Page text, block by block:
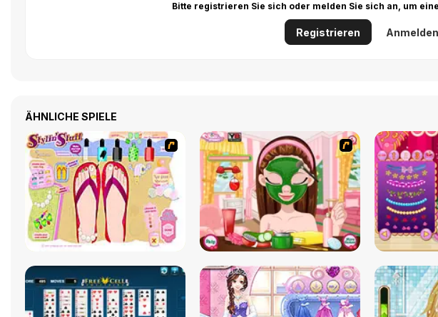
Bitte registrieren Sie sich oder melden Sie sich an, um
Registrieren Anmelden
ÄHNLICHE SPIELE